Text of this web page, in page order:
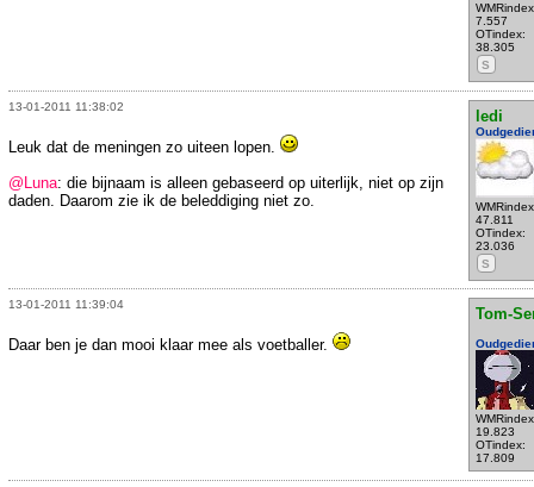
7.557
OTindex:
38.305
S
13-01-2011 11:38:02
ledi
47.811
OTindex:
23.036
S
Leuk dat de meningen zo uiteen lopen.
@Luna: die bijnaam is alleen gebaseerd op uiterlijk, niet op zijn
daden. Daarom zie ik de beleddiging niet zo.
13-01-2011 11:39:04
Tom-
19.823
OTindex:
17.809
Daar ben je dan mooi klaar mee als voetballer.